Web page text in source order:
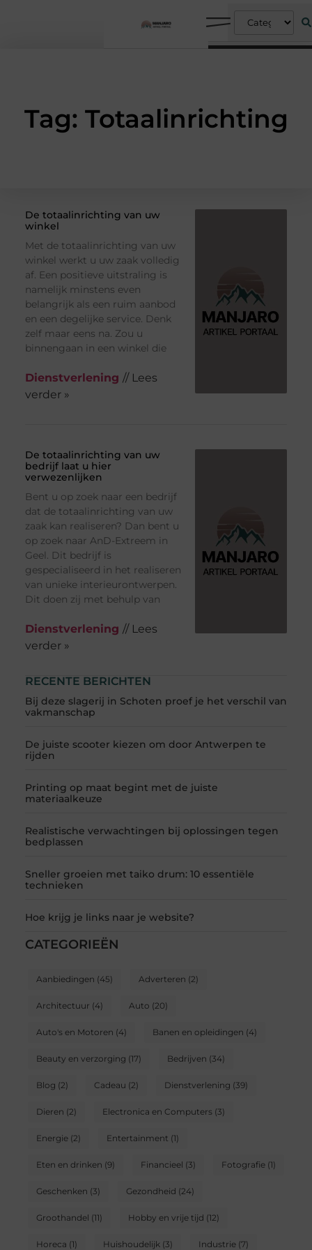
Tag: Totaalinrichting
RECENTE BERICHTEN
Bij deze slagerij in Schoten proef je het verschil van
vakmanschap
De juiste scooter kiezen om door Antwerpen te
rijden
Printing op maat begint met de juiste
materiaalkeuze
Realistische verwachtingen bij oplossingen tegen
bedplassen
Sneller groeien met taiko drum: 10 essentiële
technieken
Hoe krijg je links naar je website?
CATEGORIEËN
Aanbiedingen (45) Adverteren (2)
Architectuur (4) Auto (20)
Auto's en Motoren (4) Banen en opleidingen (4)
Beauty en verzorging (17) Bedrijven (34)
Blog (2) Cadeau (2) Dienstverlening (39)
Dieren (2) Electronica en Computers(3)
Energie(2) Entertainment (1)
Eten en drinken (9) Financieel (3) Fotografie(1)
Geschenken (3) Gezondheid (24)
Groothandel (11) Hobby en vrije tijd (12)
Horeca (1) Huishoudelijk(3) Industrie(7)
De totaalinrichting van uw
winkel
Met de totaalinrichting van uw
winkel werkt u uw zaak volledig
af. Een positieve uitstraling is
namelijk minstens even
belangrijk als een ruim aanbod
en een degelijke service. Denk
zelf maar eens na. Zou u
binnengaan in een winkel die
Dienstverlening // Lees
verder »
De totaalinrichting van uw
bedrijf laat u hier
verwezenlijken
Bent u op zoek naar een bedrijf
dat de totaalinrichting van uw
zaak kan realiseren? Dan bent u
op zoek naar AnD-Extreem in
Geel. Dit bedrijf is
gespecialiseerd in het realiseren
van unieke interieurontwerpen.
Dit doen zij met behulp van
Dienstverlening // Lees
verder »